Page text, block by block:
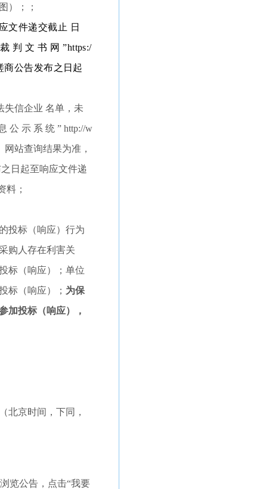
）；
；
文件递交截止 日
判 文 书 网 ”https:/
商公告发布之日起
失信企业 名单，未
公 示 系 统 ” http://w
网站查询结果为准，
日起至响应文件递
料；
投标（响应）行为
购人存在利害关
标（响应）；单位
标（响应）； 为保
加投标（响应），
（北京时间，下同，
览公告，点击“我要